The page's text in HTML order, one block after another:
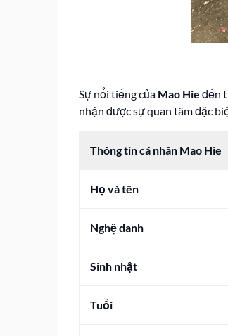
Sự nổi tiếng của Mao Hie đến
nhận được sự quan tâm đặc
Thông tin cá nhân Mao Hie
Họ và tên
Nghệ danh
Sinh nhật
Tuổi